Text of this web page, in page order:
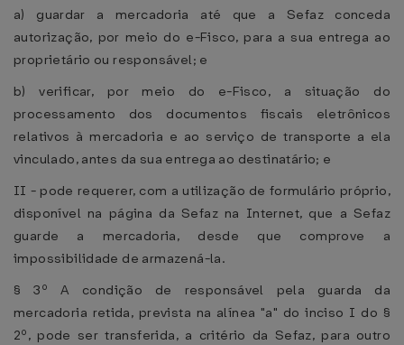
a) guardar a mercadoria até que a Sefaz conceda
autorização, por meio do e-Fisco, para a sua entrega ao
proprietário ou responsável; e
b) verificar, por meio do e-Fisco, a situação do
processamento dos documentos fiscais eletrônicos
relativos à mercadoria e ao serviço de transporte a ela
vinculado, antes da sua entrega ao destinatário; e
II - pode requerer, com a utilização de formulário próprio,
disponível na página da Sefaz na Internet, que a Sefaz
guarde a mercadoria, desde que comprove a
impossibilidade de armazená-la.
§ 3º A condição de responsável pela guarda da
mercadoria retida, prevista na alínea "a" do inciso I do §
2º, pode ser transferida, a critério da Sefaz, para outro